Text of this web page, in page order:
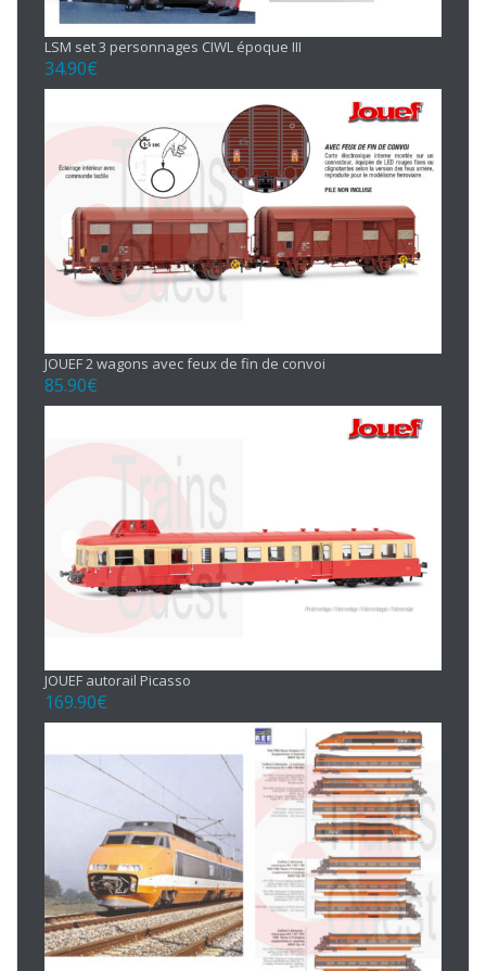
LSM set 3 personnages CIWL époque III
34.90€
JOUEF 2 wagons avec feux de fin de convoi
85.90€
JOUEF autorail Picasso
169.90€